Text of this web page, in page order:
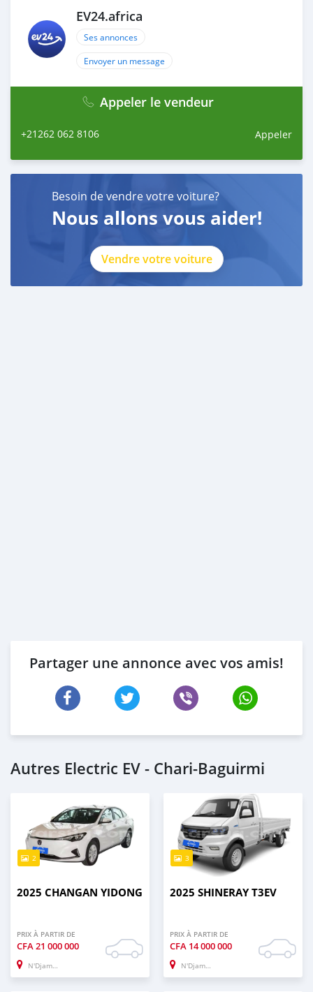
EV24.africa
Ses annonces
Envoyer un message
Appeler le vendeur
+21262 062 8106 Appeler
Besoin de vendre votre voiture?
Nous allons vous aider!
Vendre votre voiture
Partager une annonce avec vos amis!
Autres Electric EV - Chari-Baguirmi
2
2025 CHANGAN YIDONG
PRIX À PARTIR DE
CFA21 000 000
N'Djamena
3
2025 SHINERAY T3EV
PRIX À PARTIR DE
CFA 14 000 000
N'Djamena